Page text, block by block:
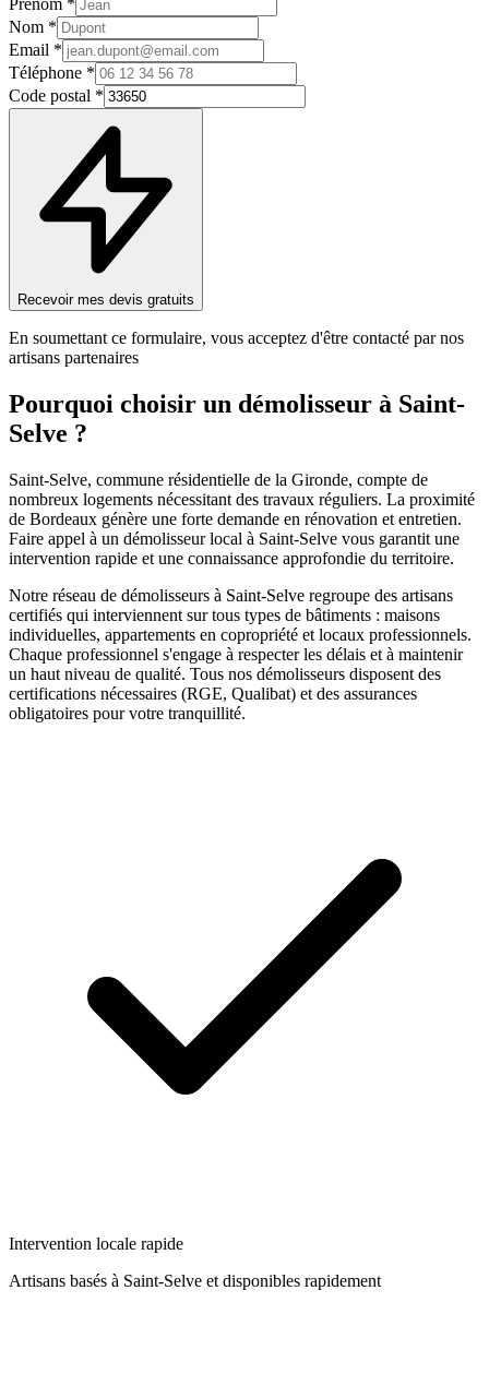
Prénom *
Nom *
Email *
Téléphone *
Code postal *
Recevoir mes devis gratuits
En soumettant ce formulaire, vous acceptez d'être contacté par nos
artisans partenaires
Pourquoi choisir un démolisseur à Saint-
Selve ?
Saint-Selve, commune résidentielle de la Gironde, compte de
nombreux logements nécessitant des travaux réguliers. La proximité
de Bordeaux génère une forte demande en rénovation et entretien.
Faire appel à un démolisseurlocal à Saint-Selve vous garantit une
intervention rapide et une connaissance approfondie du territoire.
Notre réseau de démolisseurs à Saint-Selve regroupe des artisans
certifiés qui interviennent sur tous types de bâtiments : maisons
individuelles, appartements en copropriété et locaux professionnels.
Chaque professionnel s'engage à respecter les délais et à maintenir
un haut niveau de qualité. Tous nos démolisseurs disposent des
certifications nécessaires (RGE, Qualibat) et des assurances
obligatoires pour votre tranquillité.
Intervention locale rapide
Artisans basés à Saint-Selve et disponibles rapidement